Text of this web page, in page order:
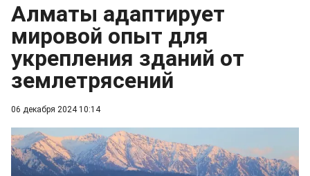
06 декабря 2024 10:14
Алматы адаптирует
мировой опыт для
укрепления зданий от
землетрясений